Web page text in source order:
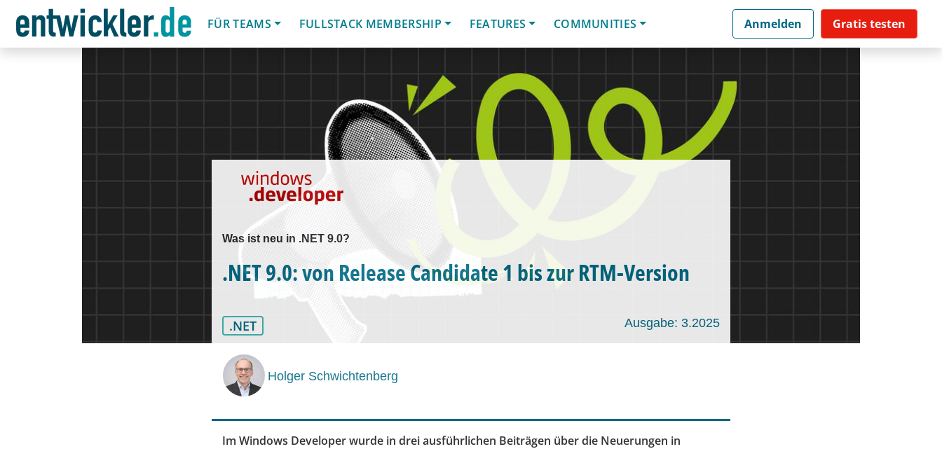
FÜR TEAMS
FULLSTACK MEMBERSHIP FEATURES COMMUNITIES Anmelden Gratis testen
Was ist neu in .NET 9.0?
.NET 9.0: von Release Candidate 1 bis zur RTM-Version
.NET Ausgabe: 3.2025
Holger Schwichtenberg
Im Windows Developer wurde in drei ausführlichen Beiträgen über die Neuerungen in